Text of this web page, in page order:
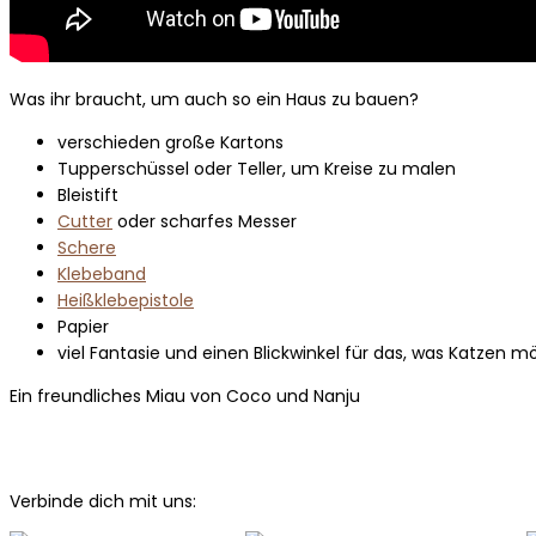
Was ihr braucht, um auch so ein Haus zu bauen?
verschieden große Kartons
Tupperschüssel oder Teller, um Kreise zu malen
Bleistift
Cutter oder scharfes Messer
Schere
Klebeband
Heißklebepistole
Papier
viel Fantasie und einen Blickwinkel für das, was Katzen
Ein freundliches Miau von Coco und Nanju
Verbinde dich mit uns: